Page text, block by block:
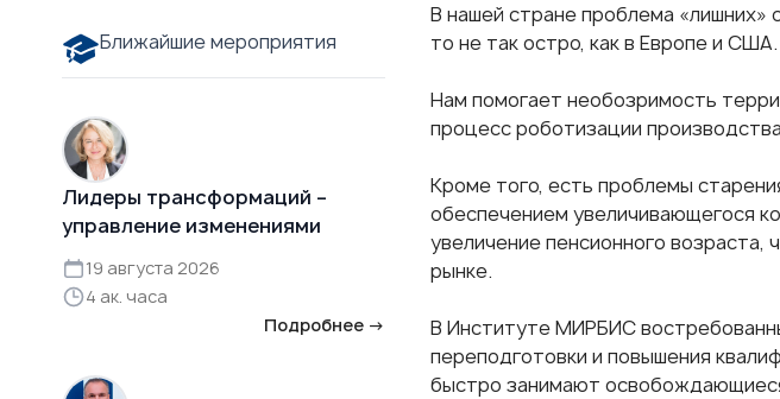
В нашей стране проблема «лишних»
то не так остро, как в Европе и США.
Нам помогает необозримость
процесс роботизации
Кроме того, есть проблемы
обеспечением увеличивающегося
увеличение пенсионного возраста,
рынке.
В Институте МИРБИС
переподготовки и повышения
быстро занимают
Ближайшие мероприятия
Лидеры трансформаций –
управление изменениями
19 августа 2026
4 ак. часа
Подробнее →